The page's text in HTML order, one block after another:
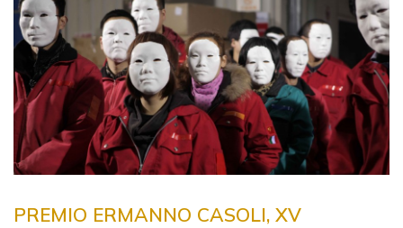
PREMIO ERMANNO CASOLI, XV